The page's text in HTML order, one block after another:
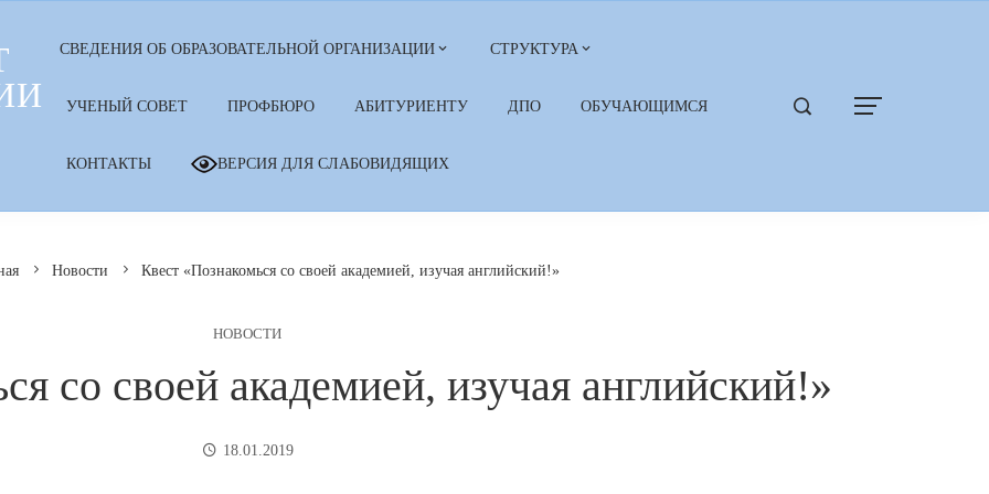
СВЕДЕНИЯ ОБ ОБРАЗОВАТЕЛЬНОЙ ОРГАНИЗАЦИИ СТРУКТУРА
УЧЕНЫЙ СОВЕТ ПРОФБЮРО АБИТУРИЕНТУ ДПО ОБУЧАЮЩИМСЯ
КОНТАКТЫ ВЕРСИЯ ДЛЯ СЛАБОВИДЯЩИХ
Новости Квест «Познакомься со своей академией, изучая английский!»
НОВОСТИ
со своей академией, изучая английский!»
18.01.2019